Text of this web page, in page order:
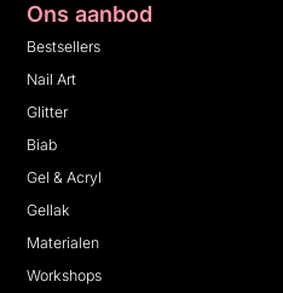
Ons aanbod
Bestsellers
Nail Art
Glitter
Biab
Gel & Acryl
Gellak
Materialen
Workshops